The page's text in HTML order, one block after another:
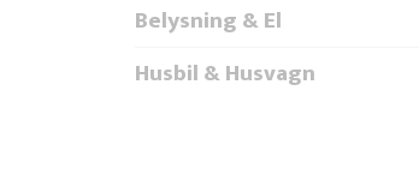
Belysning & El
Husbil & Husvagn